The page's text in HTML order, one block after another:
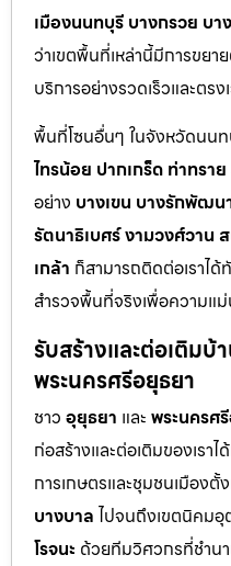
เมืองนนทบุรี บางกรวย บา
ว่าเขตพื้นที่เหล่านี้มีการขย
บริการอย่างรวดเร็วและตรง
พื้นที่โซนอื่นๆ ในจังหวัดนนท
ไทรน้อย ปากเกร็ด ท่าทราย
อย่าง บางเขน บางรักพัฒน
รัตนาธิเบศร์งามวงศ์วาน
เกล้า ก็สามารถติดต่อเราไ
สำรวจพื้นที่จริงเพื่อความแม่
รับสร้างและต่อเติมบ้
พระนครศรีอยุธยา
ชาว อุยุธยา และ พระนครศ
ก่อสร้างและต่อเติมของเรา
การเกษตรและชุมชนเมืองตั้
บางบาล ไปจนถึงเขตนิคมอุ
โรจนะ ด้วยทีมวิศวกรที่ชำนา